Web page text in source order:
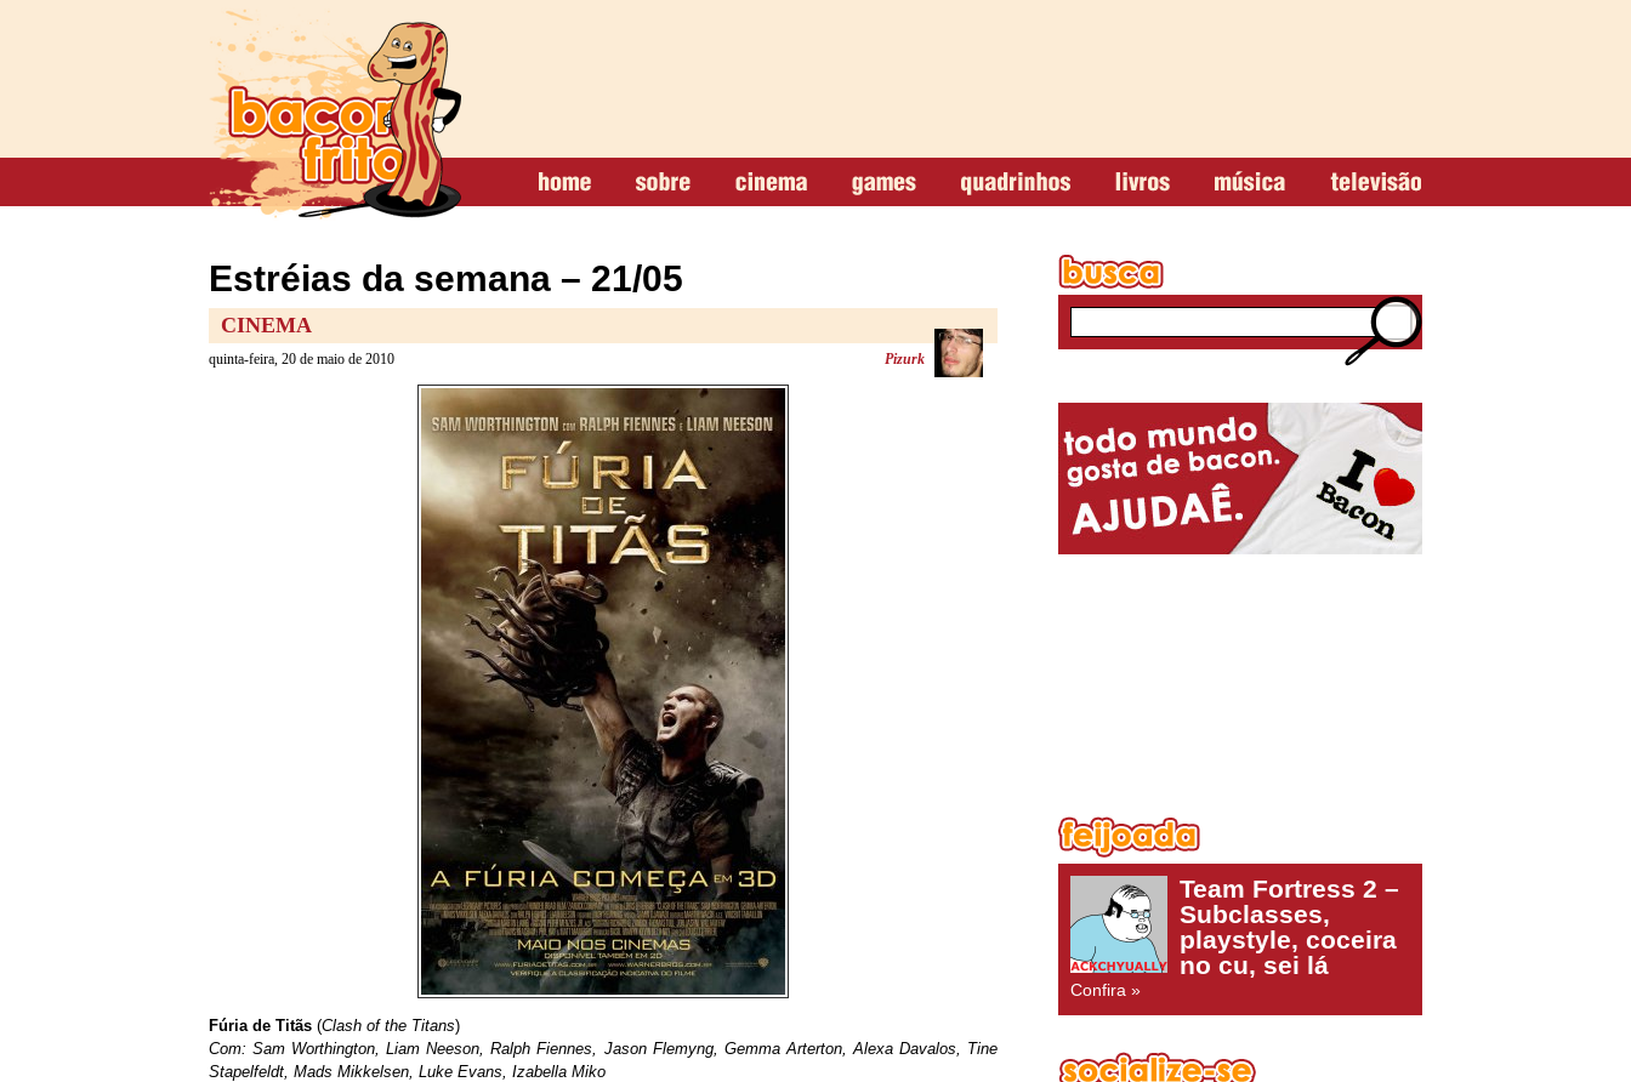
Estréias da semana – 21/05
CINEMA
quinta-feira, 20 de maio de 2010 Pizurk
Fúria de Titãs (Clash of the Titans)
Com: Sam Worthington, Liam Neeson, Ralph Fiennes, Jason Flemyng, Gemma Arterton, Alexa Davalos, Tine
Stapelfeldt, Mads Mikkelsen, Luke Evans, Izabella Miko
Team Fortress 2 –
Subclasses,
playstyle, coceira
no cu, sei lá
Confira »